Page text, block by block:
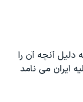
دلیل آنچه آن را
ایران می نامد